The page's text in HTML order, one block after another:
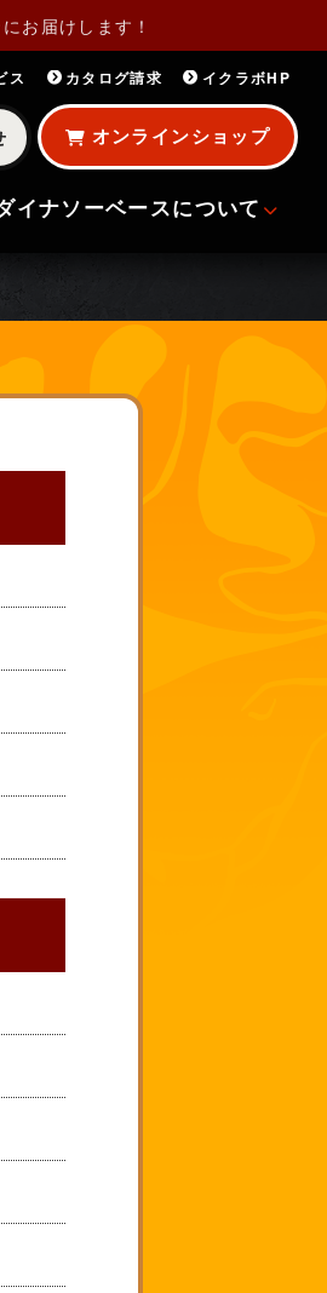
お届けします！
ス カタログ請求 イクラボHP
オンラインショップ
イナソーベースについて